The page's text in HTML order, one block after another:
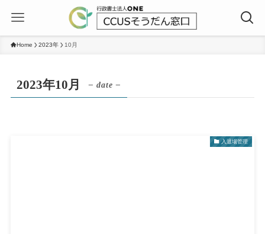
Home 2023年 10月
2023年10月 – date –
入退場管理